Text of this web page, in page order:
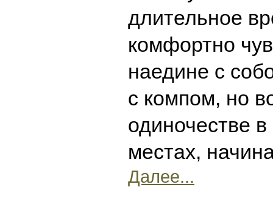
длительное
комфортно
наедине с
с компом, но
одиночестве
местах,
Далее...